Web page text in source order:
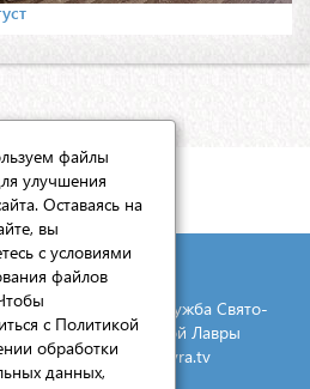
САЙТА
© 2026 Социальная служба Свято-
Троицкой Сергиевой Лавры
E-mail:mail@lavra.tv
файлы
улучшения
Оставаясь на
вы
с условиями
файлов
с Политикой
обработки
данных,